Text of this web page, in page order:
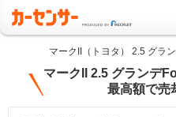
マークII（トヨタ） 2.5 グラ
マークII 2.5 グランデ
最高額で売